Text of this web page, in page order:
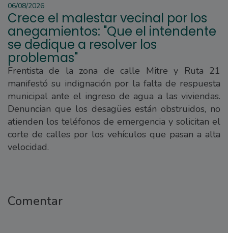
06/08/2026
Crece el malestar vecinal por los
anegamientos: "Que el intendente
se dedique a resolver los
problemas"
Frentista de la zona de calle Mitre y Ruta 21
manifestó su indignación por la falta de respuesta
municipal ante el ingreso de agua a las viviendas.
Denuncian que los desagües están obstruidos, no
atienden los teléfonos de emergencia y solicitan el
corte de calles por los vehículos que pasan a alta
velocidad.
Comentar